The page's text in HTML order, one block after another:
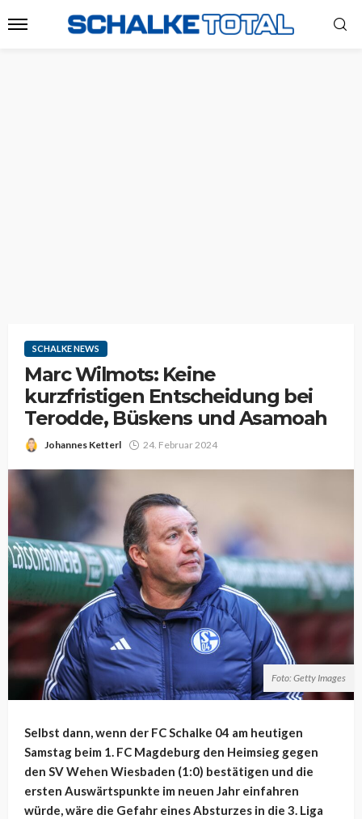
SCHALKE NEWS
Marc Wilmots: Keine
kurzfristigen Entscheidung bei
Terodde, Büskens und Asamoah
Johannes Ketterl 24. Februar 2024
Foto: Getty Images
Selbst dann, wenn der FC Schalke 04 am heutigen
Samstag beim 1. FC Magdeburg den Heimsieg gegen
den SV Wehen Wiesbaden (1:0) bestätigen und die
ersten Auswärtspunkte im neuen Jahr einfahren
würde, wäre die Gefahr eines Absturzes in die 3. Liga